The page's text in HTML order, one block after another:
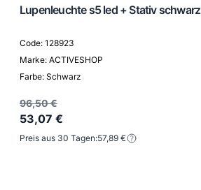
Lupenleuchte s5 led + Stativ schwarz
Code: 128923
Marke: ACTIVESHOP
Farbe: Schwarz
96,50 €
53,07 €
Preis aus 30 Tagen:57,89 €